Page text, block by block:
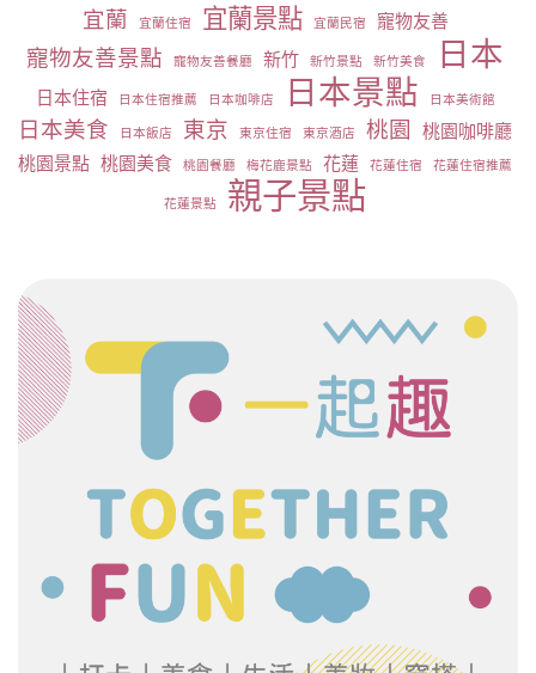
宜蘭 宜蘭住宿 宜蘭景點 宜蘭民宿 寵物友善
寵物友善景點 寵物友善餐廳 新竹 新竹景點 新竹美食 日本
日本住宿 日本住宿推薦 日本咖啡店 日本景點 日本美術館
日本美食 日本飯店 東京 東京住宿 東京酒店 桃園
桃園咖啡廳
桃園景點 桃園美食 桃園餐廳 梅花鹿景點 花蓮 花蓮住宿 花蓮住宿推薦
花蓮景點 親子景點